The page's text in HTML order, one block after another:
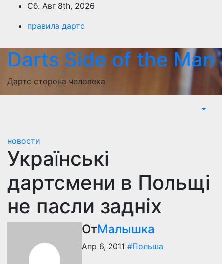
Перейти
содержимому
Сб. Авг 8th, 2026
правила дартс
Darts Side of the Man
Дартс сторона человека
новости
Українські
дартсмени в Польщі
не пасли задніх
ОтМалышка
Апр 6, 2011 #Польша